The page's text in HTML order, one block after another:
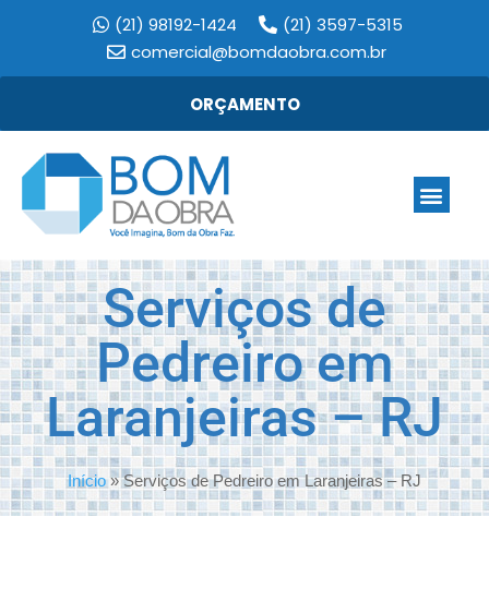
(21) 98192-1424
(21) 3597-5315
comercial@bomdaobra.com.br
ORÇAMENTO
Serviços de
Pedreiro em
Laranjeiras – RJ
Início»Serviços de Pedreiro em Laranjeiras – RJ